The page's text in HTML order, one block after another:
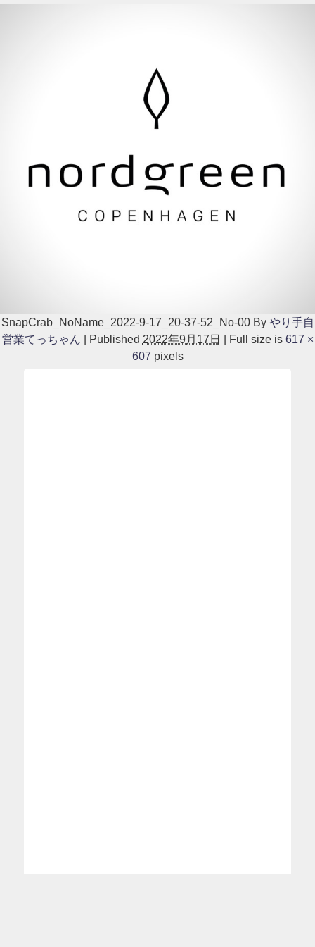
SnapCrab_NoName_2022-9-17_20-37-52_No-00 By やり手自
営業てっちゃん
Published 2022年9月17日 Full size is 617 ×
607 pixels